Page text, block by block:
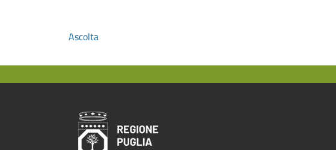
Ascolta